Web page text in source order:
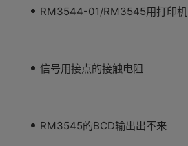
RM3544-01/RM3545用打印机
信号用接点的接触电阻
RM3545的BCD输出出不来